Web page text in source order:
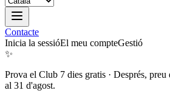
Contacte
Inicia la sessióEl meu compteGestió
✨
Prova el Club 7 dies gratis · Després,
al 31 d'agost.